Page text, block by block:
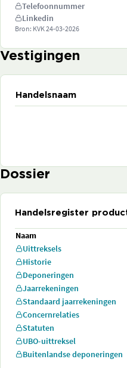
Telefoonnummer
Linkedin
Bron: KVK24-03-2026
Vestigingen
Handelsnaam
Dossier
Handelsregister
Naam
Uittreksels
Historie
Deponeringen
Jaarrekeningen
Standaard jaarrekeningen
Concernrelaties
Statuten
UBO-uittreksel
Buitenlandse deponeringen